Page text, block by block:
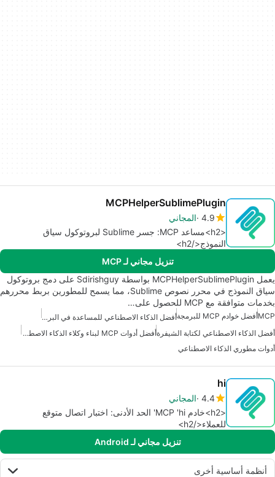
MCPHelperSublimePlugin
4.9 المجاني
<h2>مساعد MCP: جسر Sublime لبروتوكول سياق
النموذج</h2>
تنزيل مجاني لـ MCP
يعمل MCPHelperSublimePlugin بواسطة Sdirishguy على دمج بروتوكول
سياق النموذج في محرر نصوص Sublime، مما يسمح للمطورين بربط محررهم
بخدمات متوافقة مع MCP للحصول على…
MCPأفضل خوادم MCP للبرمجة
أفضل الذكاء الاصطناعي للمساعدة في البرمجة
أفضل الذكاء الاصطناعي لكتابة الشيفرة
أفضل أدوات MCP لبناء وكلاء الذكاء الاصطناعي
أدوات مطوري الذكاء الاصطناعي
hi
4.4 المجاني
<h2>خادم MCP 'hi' الحد الأدنى: اختبار اتصال متوقع
للعملاء</h2>
تنزيل مجاني لـ Android
أنظمة أساسية أخرى